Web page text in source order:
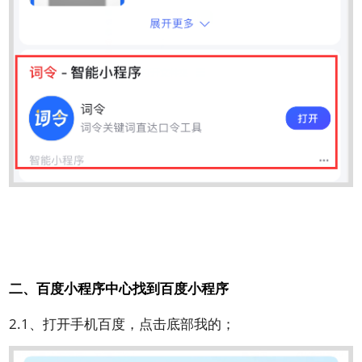
二、百度小程序中心找到百度小程序
2.1、打开手机百度，点击底部我的；